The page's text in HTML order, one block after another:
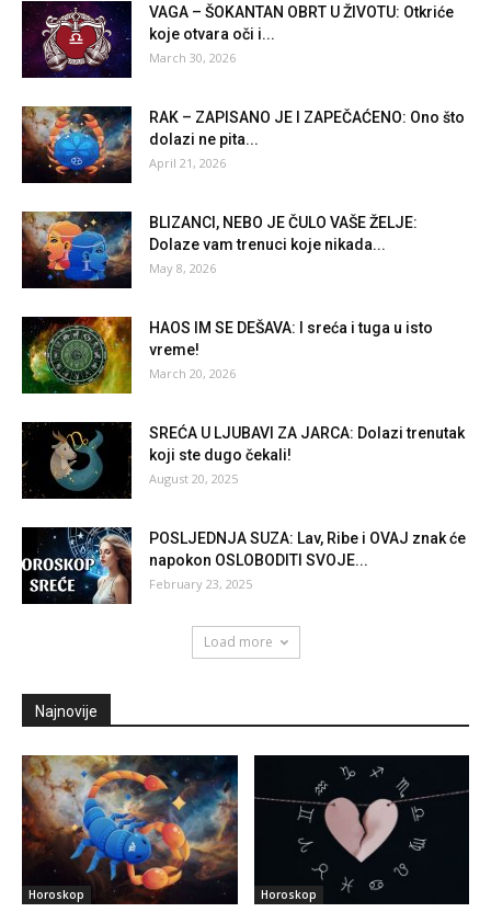
VAGA – ŠOKANTAN OBRT U ŽIVOTU: Otkriće
koje otvara oči i...
March 30, 2026
RAK – ZAPISANO JE I ZAPEČAĆENO: Ono što
dolazi ne pita...
April 21, 2026
BLIZANCI, NEBO JE ČULO VAŠE ŽELJE:
Dolaze vam trenuci koje nikada...
May 8, 2026
HAOS IM SE DEŠAVA: I sreća i tuga u isto
vreme!
March 20, 2026
SREĆA U LJUBAVI ZA JARCA: Dolazi trenutak
koji ste dugo čekali!
August 20, 2025
POSLJEDNJA SUZA: Lav, Ribe i OVAJ znak će
napokon OSLOBODITI SVOJE...
February 23, 2025
Load more
Najnovije
Horoskop Horoskop